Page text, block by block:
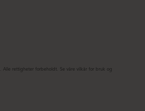
. Alle rettigheter forbeholdt. Se våre vilkår for bruk og